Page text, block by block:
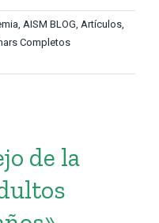
, AISM BLOG, Artículos,
Completos
de la